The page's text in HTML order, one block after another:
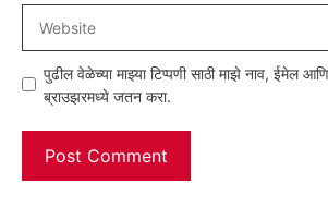
पुढील वेळेच्या माझ्या टिप्पणी साठी माझे नाव, ईमेल
ब्राउझरमध्ये जतन करा.